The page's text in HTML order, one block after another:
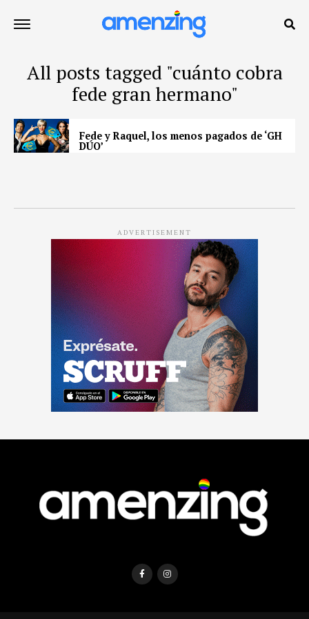
All posts tagged "cuánto cobra
fede gran hermano"
Fede y Raquel, los menos pagados de ‘GH
DÚO’
ADVERTISEMENT